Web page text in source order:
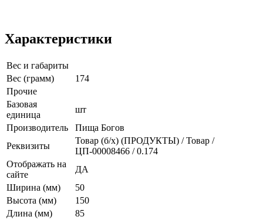
Характеристики
Вес и габариты
Вес (грамм)
174
Прочие
Базовая
единица
шт
Производитель
Пища Богов
Реквизиты
Товар (б/х) (ПРОДУКТЫ) / Товар /
ЦП-00008466 / 0.174
Отображать на
сайте
ДА
Ширина (мм)
50
Высота (мм)
150
Длина (мм)
85